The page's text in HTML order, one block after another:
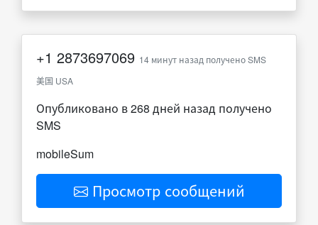
+1 2873697069 14 минут назад получено SMS
美国 USA
Опубликовано в 268 дней назад получено
SMS
mobileSum
Просмотр сообщений